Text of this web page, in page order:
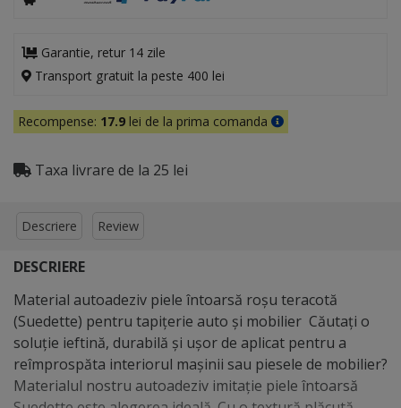
Garantie, retur 14 zile
Transport gratuit la peste 400 lei
Recompense: 17.9 lei de la prima comanda
Taxa livrare de la 25 lei
Descriere Review
DESCRIERE
Material autoadeziv piele întoarsă roșu teracotă
(Suedette) pentru tapițerie auto și mobilier Căutați o
soluție ieftină, durabilă și ușor de aplicat pentru a
reîmprospăta interiorul mașinii sau piesele de mobilier?
Materialul nostru autoadeziv imitație piele întoarsă